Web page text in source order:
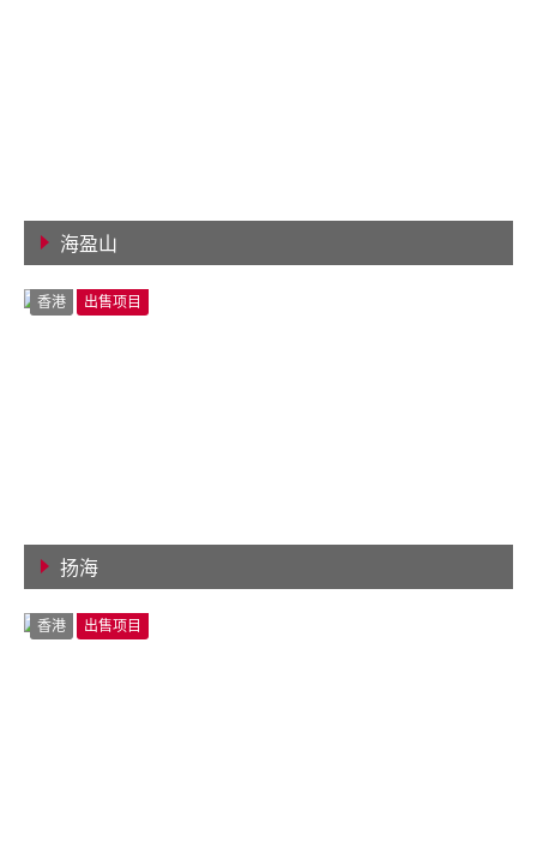
海盈山
香港 出售项目
扬海
香港 出售项目